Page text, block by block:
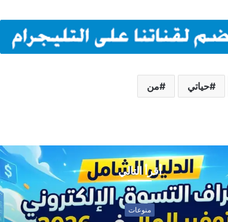
حياتي من
أقرأ التالي
منوعات